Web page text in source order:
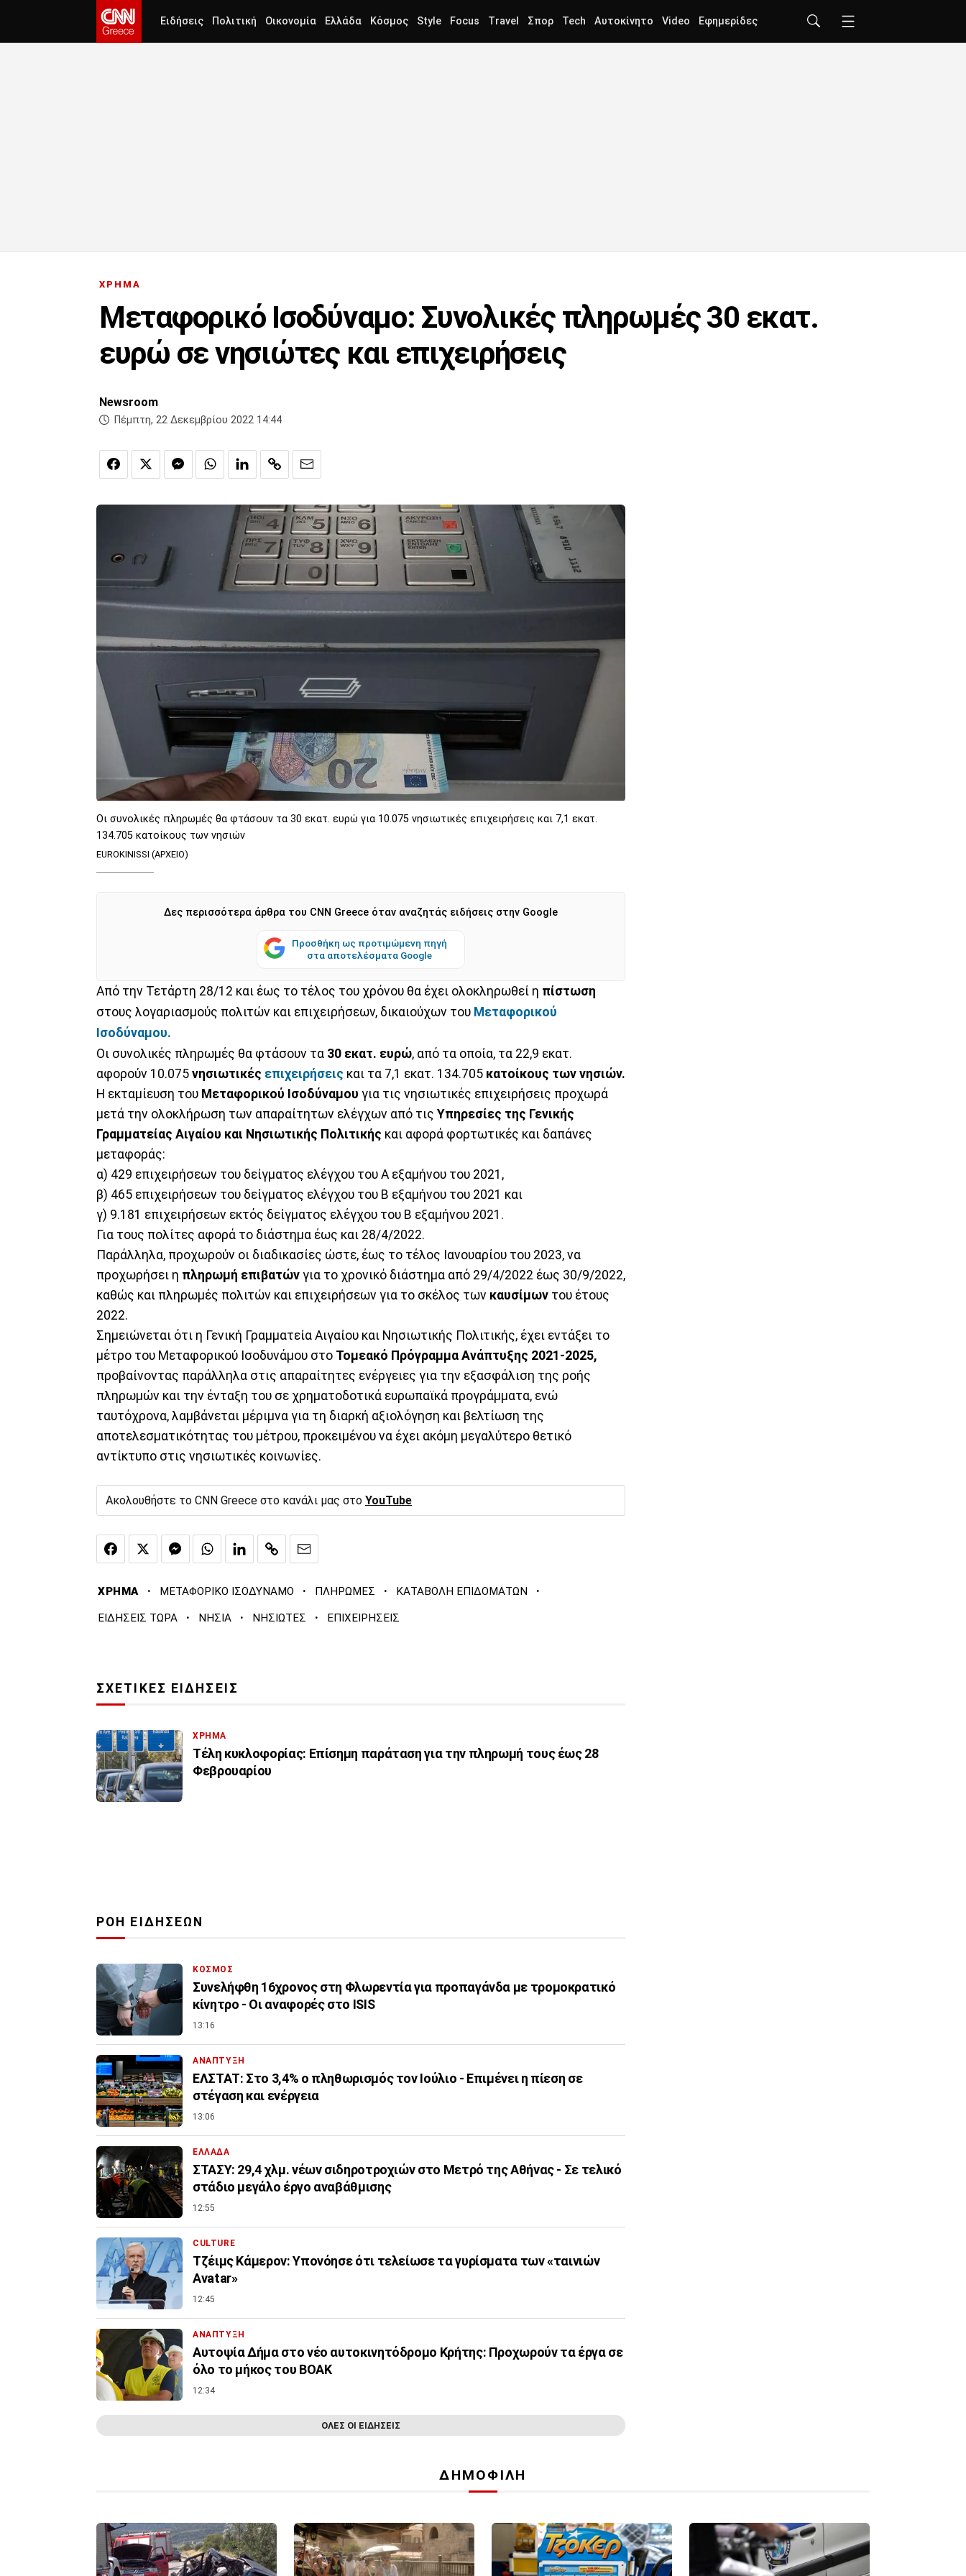
Ειδήσεις Πολιτική Οικονομία Ελλάδα Κόσμος Style Focus Travel Σπορ Tech Αυτοκίνητο Video Εφημερίδες
ΧΡΗΜΑ
Μεταφορικό Ισοδύναμο: Συνολικές πληρωμές 30 εκατ.
ευρώ σε νησιώτες και επιχειρήσεις
Newsroom
Πέμπτη, 22 Δεκεμβρίου 2022 14:44
Οι συνολικές πληρωμές θα φτάσουν τα 30 εκατ. ευρώ για 10.075 νησιωτικές επιχειρήσεις και 7,1 εκατ.
134.705 κατοίκους των νησιών
EUROKINISSI (ΑΡΧΕΙΟ)
Δες περισσότερα άρθρα του CNN Greece όταν αναζητάς ειδήσεις στην Google
Προσθήκη ως προτιμώμενη πηγή
στα αποτελέσματα Google
Από την Τετάρτη 28/12 και έως το τέλος του χρόνου θα έχει ολοκληρωθεί η πίστωση
στους λογαριασμούς πολιτών και επιχειρήσεων, δικαιούχων του Μεταφορικού
Ισοδύναμου.
Οι συνολικές πληρωμές θα φτάσουν τα 30 εκατ. ευρώ, από τα οποία, τα 22,9 εκατ.
αφορούν 10.075 νησιωτικές επιχειρήσεις και τα 7,1 εκατ. 134.705 κατοίκους των νησιών.
Η εκταμίευση του Μεταφορικού Ισοδύναμου για τις νησιωτικές επιχειρήσεις προχωρά
μετά την ολοκλήρωση των απαραίτητων ελέγχων από τις Υπηρεσίες της Γενικής
Γραμματείας Αιγαίου και Νησιωτικής Πολιτικής και αφορά φορτωτικές και δαπάνες
μεταφοράς:
α) 429 επιχειρήσεων του δείγματος ελέγχου του Α εξαμήνου του 2021,
β) 465 επιχειρήσεων του δείγματος ελέγχου του Β εξαμήνου του 2021 και
γ) 9.181 επιχειρήσεων εκτός δείγματος ελέγχου του Β εξαμήνου 2021.
Για τους πολίτες αφορά το διάστημα έως και 28/4/2022.
Παράλληλα, προχωρούν οι διαδικασίες ώστε, έως το τέλος Ιανουαρίου του 2023, να
προχωρήσει η πληρωμή επιβατών για το χρονικό διάστημα από 29/4/2022 έως 30/9/2022,
καθώς και πληρωμές πολιτών και επιχειρήσεων για το σκέλος των καυσίμων του έτους
2022.
Σημειώνεται ότι η Γενική Γραμματεία Αιγαίου και Νησιωτικής Πολιτικής, έχει εντάξει το
μέτρο του Μεταφορικού Ισοδυνάμου στο Τομεακό Πρόγραμμα Ανάπτυξης 2021-2025,
προβαίνοντας παράλληλα στις απαραίτητες ενέργειες για την εξασφάλιση της ροής
πληρωμών και την ένταξη του σε χρηματοδοτικά ευρωπαϊκά προγράμματα, ενώ
ταυτόχρονα, λαμβάνεται μέριμνα για τη διαρκή αξιολόγηση και βελτίωση της
αποτελεσματικότητας του μέτρου, προκειμένου να έχει ακόμη μεγαλύτερο θετικό
αντίκτυπο στις νησιωτικές κοινωνίες.
Ακολουθήστε το CNN Greece στο κανάλι μας στο YouTube
ΧΡΗΜΑ · ΜΕΤΑΦΟΡΙΚΟ ΙΣΟΔΥΝΑΜΟ · ΠΛΗΡΩΜΕΣ · ΚΑΤΑΒΟΛΗ ΕΠΙΔΟΜΑΤΩΝ ·
ΕΙΔΗΣΕΙΣ ΤΩΡΑ · ΝΗΣΙΑ · ΝΗΣΙΩΤΕΣ · ΕΠΙΧΕΙΡΗΣΕΙΣ
ΣΧΕΤΙΚΕΣ ΕΙΔΗΣΕΙΣ
ΧΡΗΜΑ
Τέλη κυκλοφορίας: Επίσημη παράταση για την πληρωμή τους έως 28
Φεβρουαρίου
ΡΟΗ ΕΙΔΗΣΕΩΝ
ΚΟΣΜΟΣ
Συνελήφθη 16χρονος στη Φλωρεντία για προπαγάνδα με τρομοκρατικό
κίνητρο - Οι αναφορές στο ISIS
13:16
ΑΝΑΠΤΥΞΗ
ΕΛΣΤΑΤ: Στο 3,4% ο πληθωρισμός τον Ιούλιο - Επιμένει η πίεση σε
στέγαση και ενέργεια
13:06
ΕΛΛΑΔΑ
ΣΤΑΣΥ: 29,4 χλμ. νέων σιδηροτροχιών στο Μετρό της Αθήνας - Σε τελικό
στάδιο μεγάλο έργο αναβάθμισης
12:55
CULTURE
Τζέιμς Κάμερον: Υπονόησε ότι τελείωσε τα γυρίσματα των «ταινιών
Avatar»
12:45
ΑΝΑΠΤΥΞΗ
Αυτοψία Δήμα στο νέο αυτοκινητόδρομο Κρήτης: Προχωρούν τα έργα σε
όλο το μήκος του ΒΟΑΚ
12:34
ΟΛΕΣ ΟΙ ΕΙΔΗΣΕΙΣ
ΔΗΜΟΦΙΛΗ